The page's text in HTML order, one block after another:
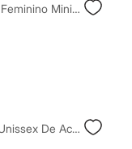
Óculos De Sol Quadrado Feminino Minimal Preto
Óculos De Sol Esportivo Unissex De Acetato Preto